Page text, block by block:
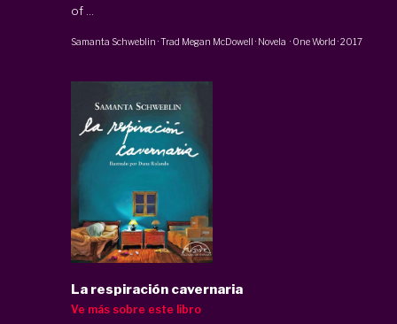
of ...
Samanta Schweblin · Trad Megan McDowell · Novela · One World ·2017
La respiración cavernaria
Ve más sobre este libro